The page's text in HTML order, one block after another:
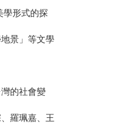
學形式的探
景」等文學
的社會變
羅珮嘉、王